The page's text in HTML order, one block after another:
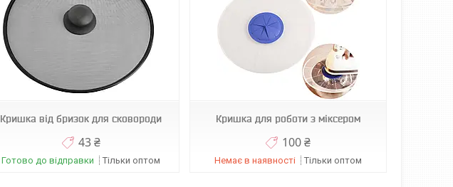
Кришка від бризок для сковороди
43 ₴
Готово до відправки Тільки оптом
YA-549
Кришка для роботи з міксером
100 ₴
Немає в наявності Тільки оптом